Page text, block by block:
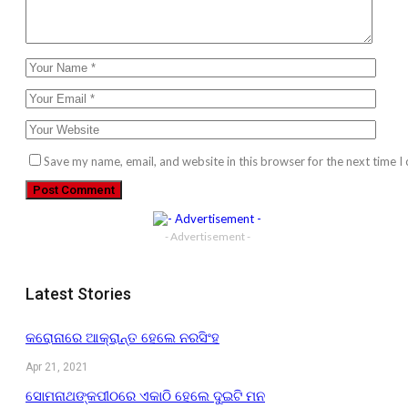
Save my name, email, and website in this browser for the next time I
- Advertisement -
Latest Stories
କରୋନାରେ ଆକ୍ରାନ୍ତ ହେଲେ ନରସିଂହ
Apr 21, 2021
ସୋମନାଥଙ୍କପୀଠରେ ଏକାଠି ହେଲେ ଦୁଇଟି ମନ